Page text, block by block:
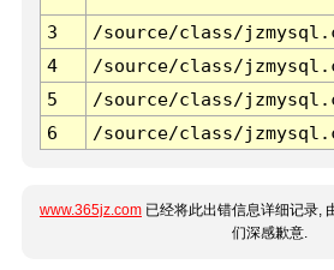
3 /source/class/
4
/source/class/
5
/source/class/
6
/source/class/
www.365jz.com 已经将此出错信息详细记录,
们深感歉意.